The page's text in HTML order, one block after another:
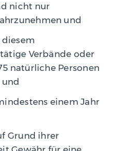
nicht nur
und
Verbände oder
natürliche Personen
einem Jahr
Grund ihrer